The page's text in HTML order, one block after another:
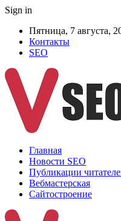
Sign in
Пятница, 7 августа,
Контакты
SEO
Главная
Новости SEO
Публикации
Вебмастерская
Сайтостроение